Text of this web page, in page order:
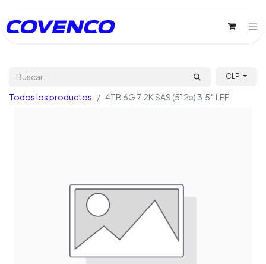
CLP
Todos los productos 4TB 6G 7.2K SAS (512e) 3.5″ LFF